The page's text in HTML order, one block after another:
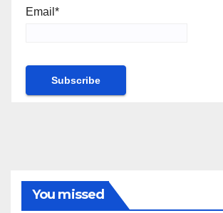
Email*
You missed